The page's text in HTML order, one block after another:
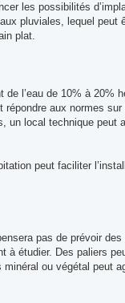
les possibilités
pluviales, lequel
plat.
de l’eau de 10% à
répondre aux normes
un local technique peut
peut faciliter
pas de prévoir
à étudier. Des paliers
ou végétal peut